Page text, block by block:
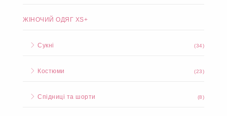
ЖІНОЧИЙ ОДЯГ XS+
Сукні (34)
Костюми (23)
Спідниці та шорти (8)